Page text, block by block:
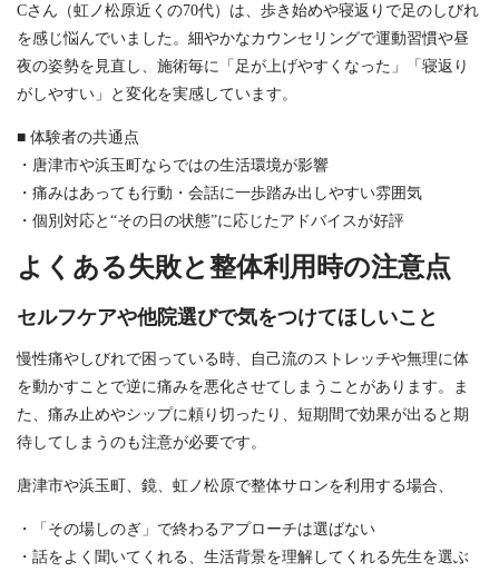
Cさん（虹ノ松原近くの70代）は、歩き始めや寝返りで足のしびれ
を感じ悩んでいました。細やかなカウンセリングで運動習慣や昼
夜の姿勢を見直し、施術毎に「足が上げやすくなった」「寝返り
がしやすい」と変化を実感しています。
■ 体験者の共通点
・唐津市や浜玉町ならではの生活環境が影響
・痛みはあっても行動・会話に一歩踏み出しやすい雰囲気
・個別対応と“その日の状態”に応じたアドバイスが好評
よくある失敗と整体利用時の注意点
セルフケアや他院選びで気をつけてほしいこと
慢性痛やしびれで困っている時、自己流のストレッチや無理に体
を動かすことで逆に痛みを悪化させてしまうことがあります。ま
た、痛み止めやシップに頼り切ったり、短期間で効果が出ると期
待してしまうのも注意が必要です。
唐津市や浜玉町、鏡、虹ノ松原で整体サロンを利用する場合、
・「その場しのぎ」で終わるアプローチは選ばない
・話をよく聞いてくれる、生活背景を理解してくれる先生を選ぶ